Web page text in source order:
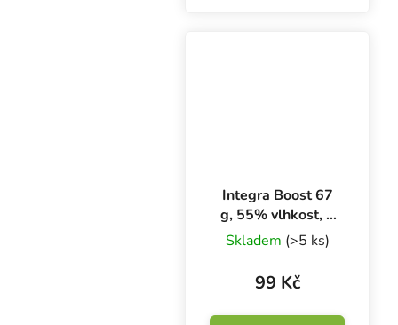
Integra Boost 67
g, 55% vlhkost, 1
ks
Skladem (>5 ks)
99 Kč